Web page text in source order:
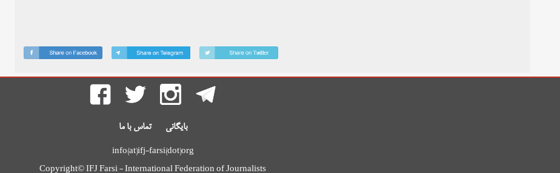
بایگانی تماس با ما
info(at)ifj-farsi(dot)org
Copyright© IFJ Farsi - International Federation of Journalists